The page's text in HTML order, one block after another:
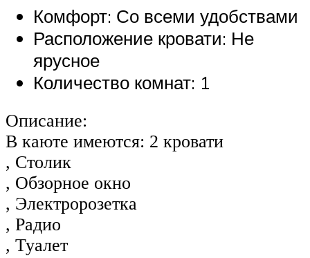
Комфорт: Со всеми удобствами
Расположение кровати: Не
ярусное
Количество комнат: 1
Описание:
В каюте имеются: 2 кровати
, Столик
, Обзорное окно
, Электророзетка
, Радио
, Туалет